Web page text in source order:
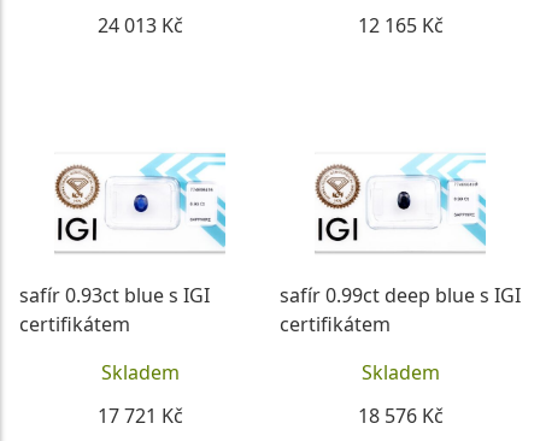
24 013 Kč
12 165 Kč
safír 0.93ct blue s IGI
certifikátem
Skladem
17 721 Kč
safír 0.99ct deep blue s IGI
certifikátem
Skladem
18 576 Kč